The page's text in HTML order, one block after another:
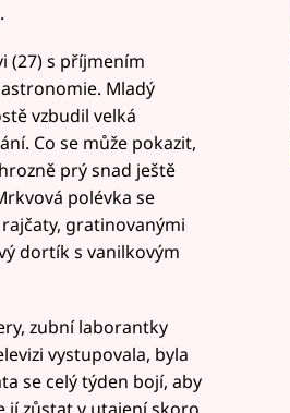
(27) s příjmením
Mladý
vzbudil velká
Co se může pokazit,
prý snad ještě
polévka se
gratinovanými
dortík s vanilkovým
zubní laborantky
vystupovala, byla
se celý týden bojí, aby